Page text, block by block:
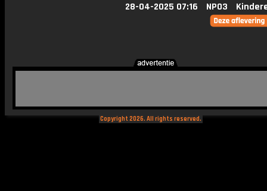
28-04-2025 07:16 NPO3
Copyright 2026. All rights reserved.